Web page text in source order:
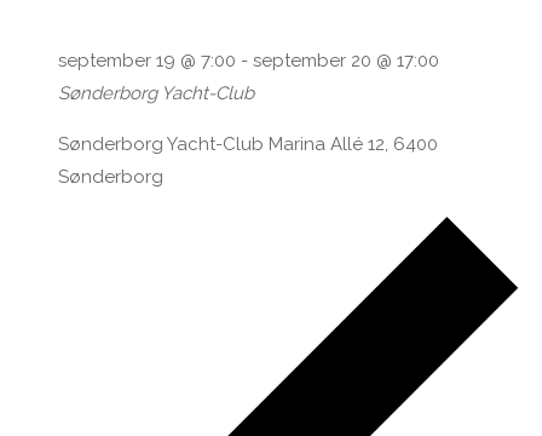
september 19 @ 7:00 - september 20 @ 17:00
Sønderborg Yacht-Club
Sønderborg Yacht-Club Marina Allé 12, 6400
Sønderborg